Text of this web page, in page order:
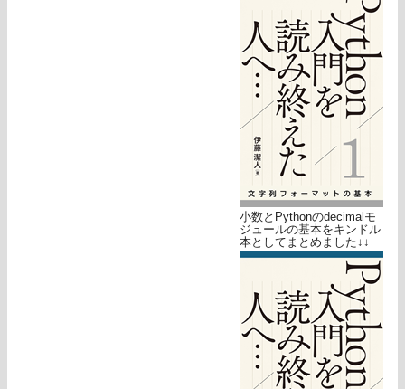
小数とPythonのdecimalモ
ジュールの基本をキンドル
本としてまとめました↓↓